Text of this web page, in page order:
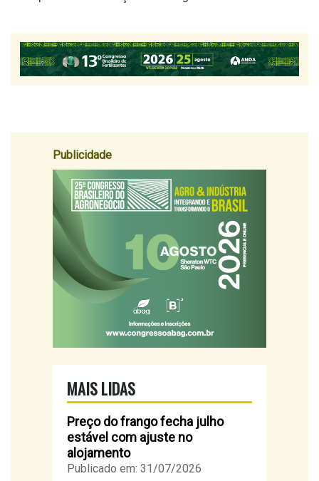
Publicidade
MAIS LIDAS
Preço do frango fecha julho
estável com ajuste no
alojamento
Publicado em: 31/07/2026